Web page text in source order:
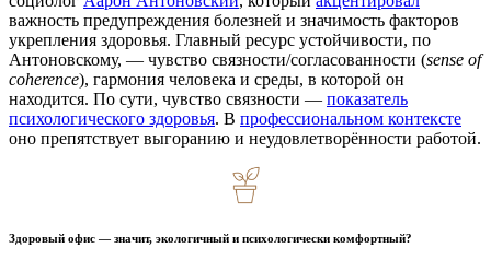
важность предупреждения болезней и значимость факторов
укрепления здоровья. Главный ресурс устойчивости, по
Антоновскому, — чувство связности/согласованности (sense of
coherence), гармония человека и среды, в которой он
находится. По сути, чувство связности — показатель
психологического здоровья. В профессиональном контексте
оно препятствует выгоранию и неудовлетворённости работой.
Здоровый офис — значит, экологичный и психологически комфортный?